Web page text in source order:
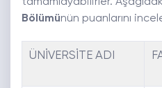
Bölümünün puanlarını
ÜNİVERSİTE ADI